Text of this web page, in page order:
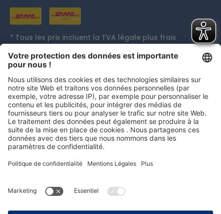
* Tous les prix incluent la TVA légale plus frais
remboursement, sauf indication contraire.
Distinctions